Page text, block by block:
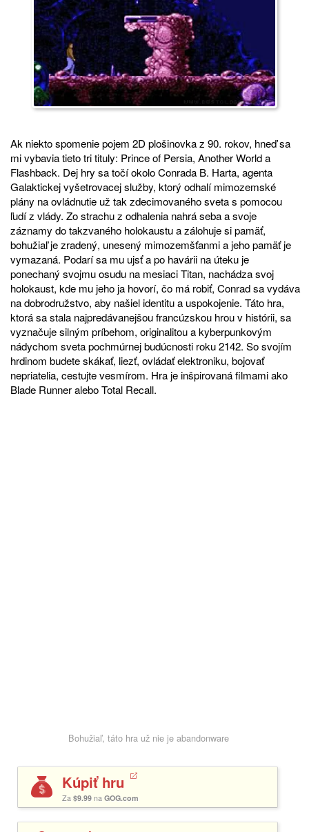
Ak niekto spomenie pojem 2D plošinovka z 90. rokov, hneď sa
mi vybavia tieto tri tituly: Prince of Persia, Another World a
Flashback. Dej hry sa točí okolo Conrada B. Harta, agenta
Galaktickej vyšetrovacej služby, ktorý odhalí mimozemské
plány na ovládnutie už tak zdecimovaného sveta s pomocou
ľudí z vlády. Zo strachu z odhalenia nahrá seba a svoje
záznamy do takzvaného holokaustu a zálohuje si pamäť,
bohužiaľ je zradený, unesený mimozemšťanmi a jeho pamäť je
vymazaná. Podarí sa mu ujsť a po havárii na úteku je
ponechaný svojmu osudu na mesiaci Titan, nachádza svoj
holokaust, kde mu jeho ja hovorí, čo má robiť, Conrad sa vydáva
na dobrodružstvo, aby našiel identitu a uspokojenie. Táto hra,
ktorá sa stala najpredávanejšou francúzskou hrou v histórii, sa
vyznačuje silným príbehom, originalitou a kyberpunkovým
nádychom sveta pochmúrnej budúcnosti roku 2142. So svojím
hrdinom budete skákať, liezť, ovládať elektroniku, bojovať
nepriatelia, cestujte vesmírom. Hra je inšpirovaná filmami ako
Blade Runner alebo Total Recall.
Bohužiaľ, táto hra už nie je abandonware
Kúpiť hru
Za $9.99 na GOG.com